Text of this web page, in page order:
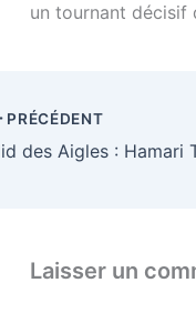
un tournant décisif
PRÉCÉDENT
Laisser un